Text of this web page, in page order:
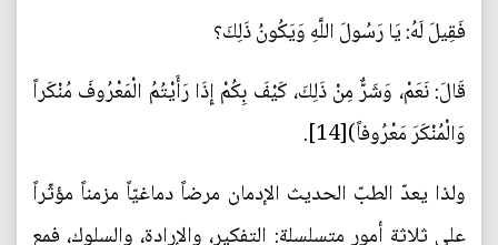
فَقِيلَ لَهُ: يَا رَسُولَ اللَّهِ وَيَكُونُ ذَلِكَ؟
قَالَ: نَعَمْ، وَشَرٌّ مِنْ ذَلِكَ، كَيْفَ بِكُمْ إِذَا رَأَيْتُمُ الْمَعْرُوفَ مُنْكَراً
وَالْمُنْكَرَ مَعْرُوفاً)[14].
ولذا يعدّ الطبّ الحديث الإدمان مرضاً دماغيّاً مزمناً مؤثّراً
على ثلاثة أمور متسلسلة: التفكير، والإرادة، والسلوك، فمع